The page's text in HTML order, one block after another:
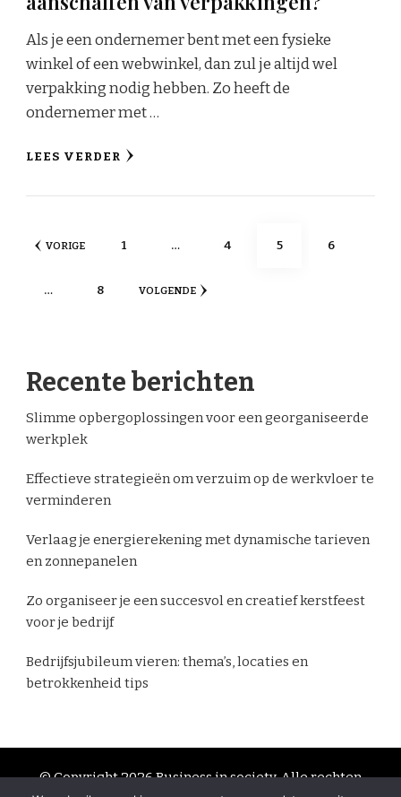
Als je een ondernemer bent met een fysieke
winkel of een webwinkel, dan zul je altijd wel
verpakking nodig hebben. Zo heeft de
ondernemer met …
LEES VERDER
Berichten
VORIGE PAGINA
1 … PAGINA
4 PAGINA
5 PAGINA
6
… PAGINA
8 VOLGENDE
Recente berichten
Slimme opbergoplossingen voor een georganiseerde
werkplek
Effectieve strategieën om verzuim op de werkvloer te
verminderen
Verlaag je energierekening met dynamische tarieven
en zonnepanelen
Zo organiseer je een succesvol en creatief kerstfeest
voor je bedrijf
Bedrijfsjubileum vieren: thema’s, locaties en
betrokkenheid tips
© Copyright 2026Business in society. Alle rechten